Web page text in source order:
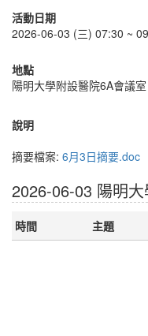
活動日期
2026-06-03 (三) 07:30 ~
地點
陽明大學附設醫院6A會議室
說明
摘要檔案: 6月3日摘要.doc
2026-06-03 陽明
時間
主題